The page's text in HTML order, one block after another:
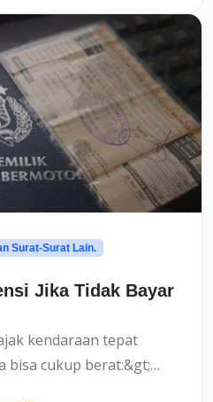
Surat-Surat Lain.
Jika Tidak Bayar
kendaraan tepat
bisa cukup berat:&gt;